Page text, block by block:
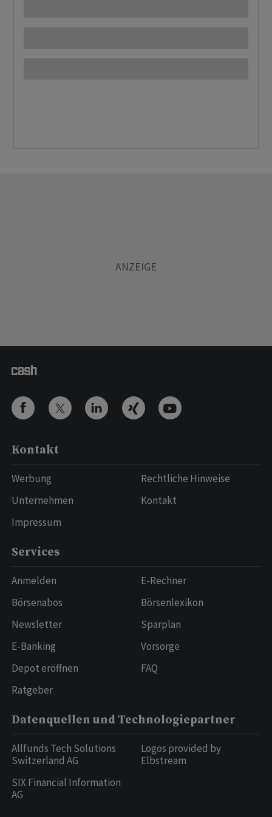
Kontakt
Werbung
Unternehmen
Impressum
Rechtliche Hinweise
Kontakt
Services
Anmelden
Börsenabos
Newsletter
E-Banking
Depot eröffnen
Ratgeber
E-Rechner
Börsenlexikon
Sparplan
Vorsorge
FAQ
Datenquellen und Technologiepartner
Allfunds Tech Solutions
Switzerland AG
SIX Financial Information
AG
Logos provided by
Elbstream